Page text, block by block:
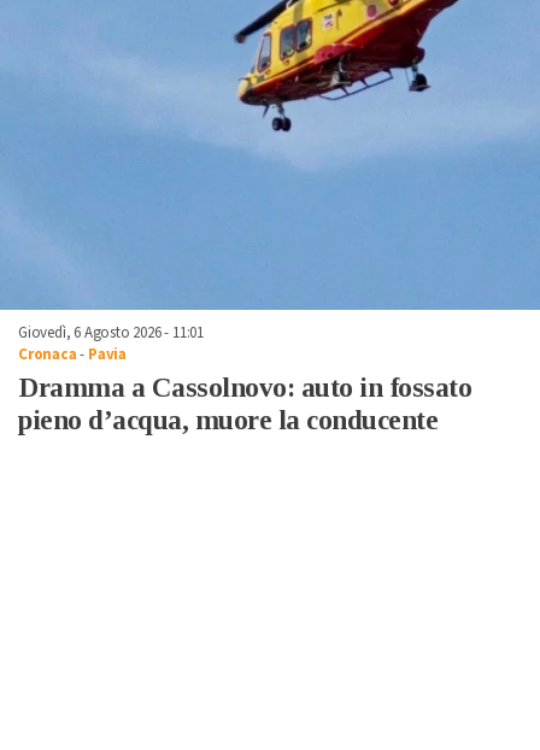
Giovedì, 6 Agosto 2026 - 11:01
Cronaca- Pavia
Dramma a Cassolnovo: auto in fossato
pieno d’acqua, muore la conducente